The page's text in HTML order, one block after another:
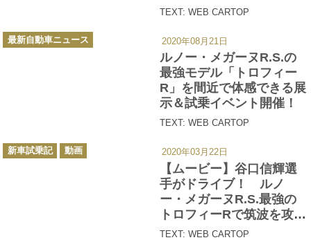
TEXT: WEB CARTOP
ルノー・メガーヌR.S.の
最強モデル「トロフィー
R」を間近で体感できる展
示＆試乗イベント開催！
TEXT: WEB CARTOP
カ
テ
最新自動車ニュース 2020年08月21日
【ムービー】谷口信輝選
手がドライブ！ ルノ
ー・メガーヌR.S.最強の
トロフィーRで筑波を攻め
る
TEXT: WEB CARTOP
カ
テ
新車試乗記 動画 2020年03月22日